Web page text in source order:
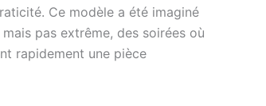
Ce modèle a été imaginé
pas extrême, des soirées où
rapidement une pièce